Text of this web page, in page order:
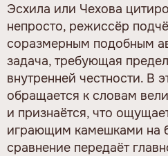
Эсхила или Чехова
непросто, режиссёр
соразмерным подобным
задача, требующая
внутренней честности. В
обращается к словам
и признаётся, что
играющим камешками на
сравнение передаёт